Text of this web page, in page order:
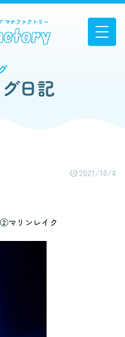
日記
2021/10/4
マリンレイク